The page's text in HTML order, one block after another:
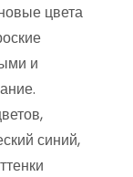
цвета
и
синий,